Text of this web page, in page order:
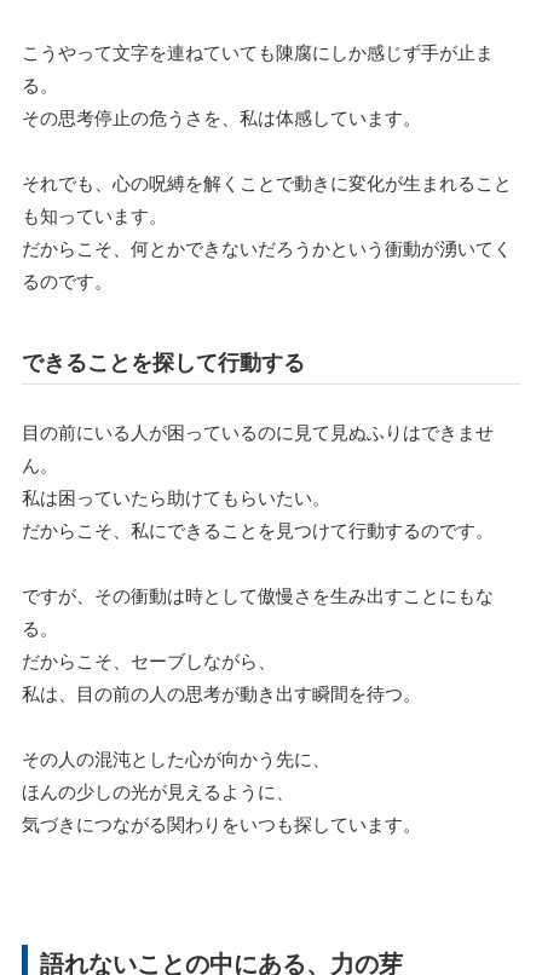
こうやって文字を連ねていても陳腐にしか感じず手が止ま
る。
その思考停止の危うさを、私は体感しています。
それでも、心の呪縛を解くことで動きに変化が生まれること
も知っています。
だからこそ、何とかできないだろうかという衝動が湧いてく
るのです。
できることを探して行動する
目の前にいる人が困っているのに見て見ぬふりはできませ
ん。
私は困っていたら助けてもらいたい。
だからこそ、私にできることを見つけて行動するのです。
ですが、その衝動は時として傲慢さを生み出すことにもな
る。
だからこそ、セーブしながら、
私は、目の前の人の思考が動き出す瞬間を待つ。
その人の混沌とした心が向かう先に、
ほんの少しの光が見えるように、
気づきにつながる関わりをいつも探しています。
語れないことの中にある、力の芽